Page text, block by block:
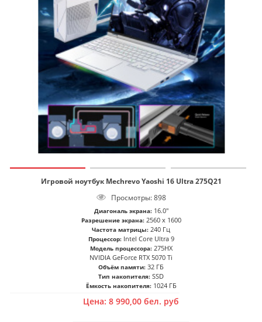
Игровой ноутбук Mechrevo Yaoshi 16 Ultra 275Q21
Просмотры: 898
Диагональ экрана: 16.0"
Разрешение экрана: 2560 x 1600
Частота матрицы: 240 Гц
Процессор: Intel Core Ultra 9
Модель процессора: 275HX
NVIDIA GeForce RTX 5070 Ti
Объём памяти: 32 ГБ
Тип накопителя: SSD
Ёмкость накопителя: 1024 ГБ
Цена: 8 990,00 бел. руб